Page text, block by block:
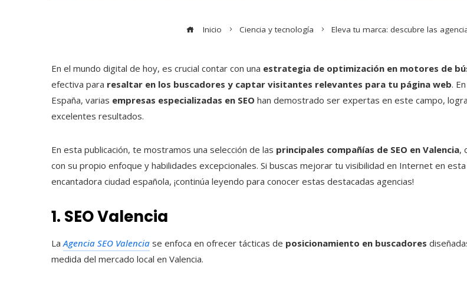
Inicio Ciencia y tecnología Eleva tu marca: descubre las
En el mundo digital de hoy, es crucial contar con una estrategia de optimización en motores de
efectiva para resaltar en los buscadores y captar visitantes relevantes para tu página web.
España, varias empresas especializadas en SEO han demostrado ser expertas en este campo,
excelentes resultados.
En esta publicación, te mostramos una selección de las principales compañías de SEO en Valencia,
con su propio enfoque y habilidades excepcionales. Si buscas mejorar tu visibilidad en Internet en esta
encantadora ciudad española, ¡continúa leyendo para conocer estas destacadas agencias!
1. SEO Valencia
LaAgencia SEO Valencia se enfoca en ofrecer tácticas de posicionamiento en buscadores
medida del mercado local en Valencia.